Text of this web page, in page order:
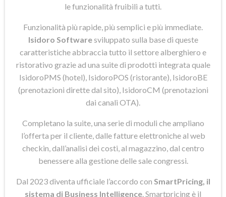
le funzionalità fruibili a tutti.
Funzionalità più rapide, più semplici e più immediate.
Isidoro Softwaresviluppato sulla base di queste
caratteristiche abbraccia tutto il settore alberghiero e
ristorativo grazie ad una suite di prodotti integrata quale
IsidoroPMS (hotel), IsidoroPOS (ristorante), IsidoroBE
(prenotazioni dirette dal sito), IsidoroCM (prenotazioni
dai canali OTA).
Completano la suite, una serie di moduli che ampliano
l’offerta per il cliente, dalle fatture elettroniche al web
checkin, dall’analisi dei costi, al magazzino, dal centro
benessere alla gestione delle sale congressi.
Dal 2023 diventa ufficiale l’accordo con SmartPricing, il
sistema di Business Intelligence . Smartpricing è il